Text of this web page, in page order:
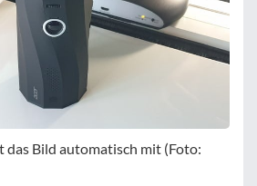
Bild automatisch mit (Foto: